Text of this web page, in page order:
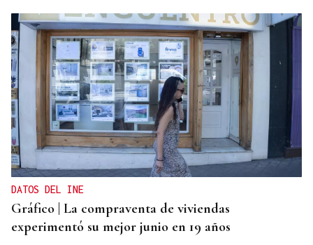
DATOS DEL INE
Gráfico | La compraventa de viviendas
experimentó su mejor junio en 19 años